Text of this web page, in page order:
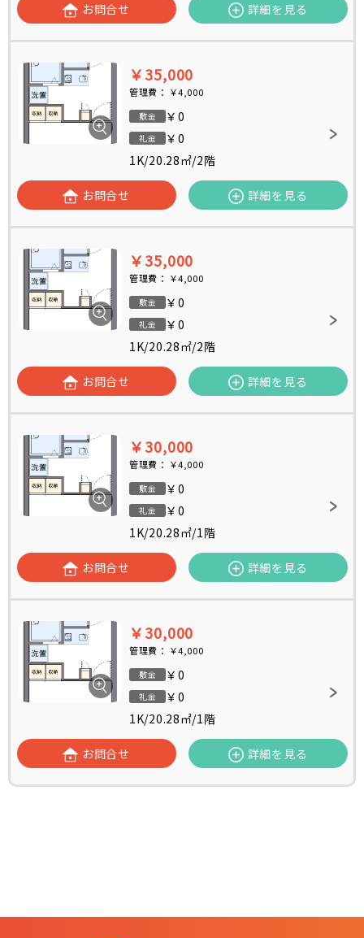
お問合せ 詳細を見る
￥35,000
管理費： ￥4,000
敷金 ￥0
礼金
￥0
1K/20.28㎡/2階
お問合せ 詳細を見る
￥35,000
管理費： ￥4,000
敷金 ￥0
礼金
￥0
1K/20.28㎡/2階
お問合せ 詳細を見る
￥30,000
管理費： ￥4,000
敷金 ￥0
礼金
￥0
1K/20.28㎡/1階
お問合せ 詳細を見る
￥30,000
管理費： ￥4,000
敷金 ￥0
礼金
￥0
1K/20.28㎡/1階
お問合せ 詳細を見る